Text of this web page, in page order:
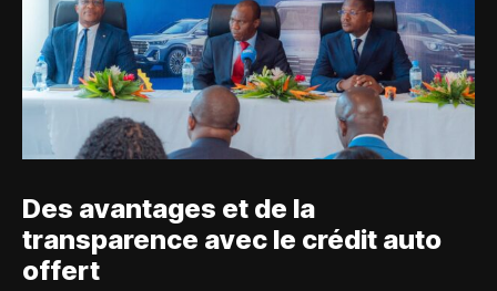
Des avantages et de la
transparence avec le crédit auto
offert